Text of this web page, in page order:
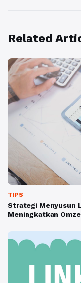
Related
TIPS
Strategi Menyusun
Meningkatkan